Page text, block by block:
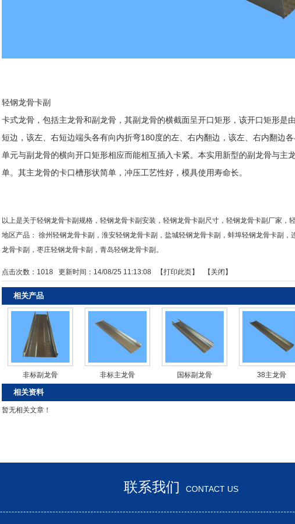
轻钢龙骨卡副
卡式龙骨，包括主龙骨和副龙骨，其副龙骨的横截面呈开口矩形，该开口矩形
短边，该左、右短边端头各有向内折弯180度的左、右内翻边，该左、右内翻边
单元与副龙骨的横向开口矩形相应而能相互插入卡紧。本实用新型的副龙骨与主
单。其主龙骨的卡口槽形状简单，冲压工艺性好，模具使用寿命长。
以上是关于轻钢龙骨卡副规格，轻钢龙骨卡副安装，轻钢龙骨卡副尺寸，轻钢龙骨卡副厂家，
地区产品：徐州轻钢龙骨卡副 ，淮安轻钢龙骨卡副 ，盐城轻钢龙骨卡副 ，蚌埠轻钢龙骨卡副 ，
龙骨卡副 ，枣庄轻钢龙骨卡副 ，青岛轻钢龙骨卡副 。
点击次数： 1018 更新时间：14/08/25 11:13:08 【打印此页】 【 关闭 】
相关产品
非标副龙骨 非标主龙骨 国标副龙骨 38主龙骨
相关资料
暂无相关文章！
联系我们 CONTACT US